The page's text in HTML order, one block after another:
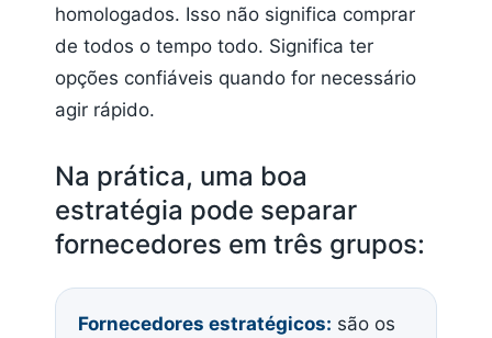
homologados. Isso não significa comprar
de todos o tempo todo. Significa ter
opções confiáveis quando for necessário
agir rápido.
Na prática, uma boa
estratégia pode separar
fornecedores em três grupos:
Fornecedores estratégicos: são os